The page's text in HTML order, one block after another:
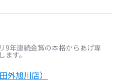
9年連続金賞の本格からあげ専
す。
外旭川店）